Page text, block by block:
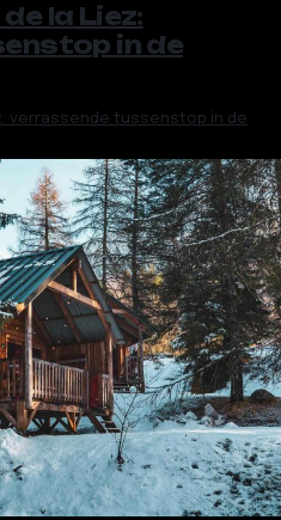
la Liez:
in de
verrassende tussenstop in de